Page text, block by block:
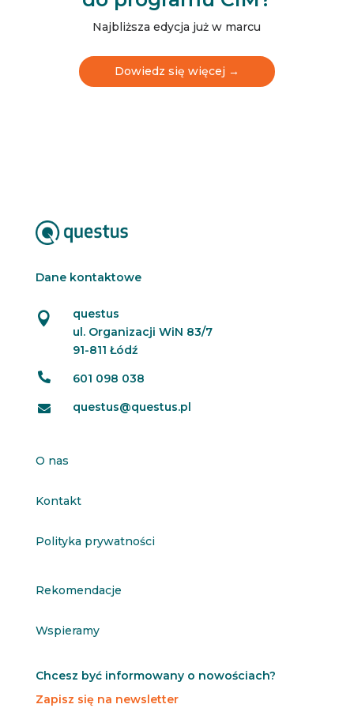
t
t
r
N
e
Najbliższa edycja już w marcu
Dowiedz się więcej →
Dane kontaktowe

questus
ul. Organizacji WiN 83/7
91-811 Łódź
 601 098 038
 questus@questus.pl
O nas
Kontakt
Polityka prywatności
Rekomendacje
Wspieramy
Chcesz być informowany o nowościach?
Zapisz się na newsletter